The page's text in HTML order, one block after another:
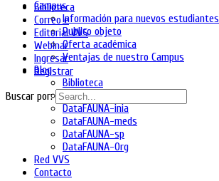
Campus
Información para nuevos estudiantes
Publico objeto
Oferta académica
Ventajas de nuestro Campus
Blog
Biblioteca
DataFAUNA-diet
DataFAUNA-inia
DataFAUNA-meds
DataFAUNA-sp
DataFAUNA-Org
Red VVS
Contacto
Biblioteca
Correo e
Editorial VVS
Webinar
Ingresar
Registrar
Buscar por: